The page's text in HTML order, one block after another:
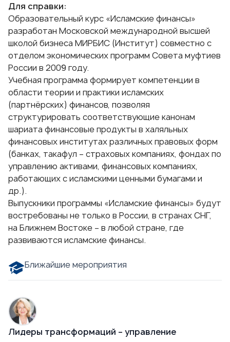
Для справки:
Образовательный курс «Исламские финансы»
разработан Московской международной высшей
школой бизнеса МИРБИС (Институт) совместно с
отделом экономических программ Совета муфтиев
России в 2009 году.
Учебная программа формирует компетенции в
области теории и практики исламских
(партнёрских) финансов, позволяя
структурировать соответствующие канонам
шариата финансовые продукты в халяльных
финансовых институтах различных правовых форм
(банках, такафул – страховых компаниях, фондах по
управлению активами, финансовых компаниях,
работающих с исламскими ценными бумагами и
др.).
Выпускники программы «Исламские финансы» будут
востребованы не только в России, в странах СНГ,
на Ближнем Востоке – в любой стране, где
развиваются исламские финансы.
Ближайшие мероприятия
Лидеры трансформаций – управление